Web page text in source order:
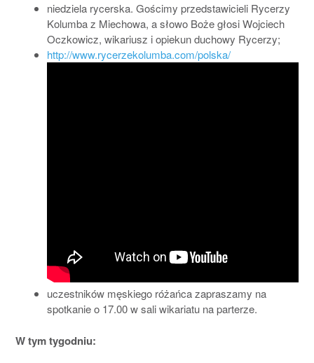
niedziela rycerska. Gościmy przedstawicieli Rycerzy
Kolumba z Miechowa, a słowo Boże głosi Wojciech
Oczkowicz, wikariusz i opiekun duchowy Rycerzy;
http://www.rycerzekolumba.com/polska/
uczestników męskiego różańca zapraszamy na
spotkanie o 17.00 w sali wikariatu na parterze.
W tym tygodniu: